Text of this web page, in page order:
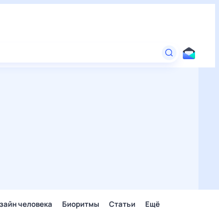
человека Биоритмы Статьи Ещё